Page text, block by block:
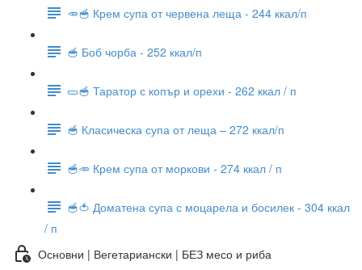
🥕🥣 Крем супа от червена леща - 244 ккал/п
🥣 Боб чорба - 252 ккал/п
🥒🥣 Таратор с копър и орехи - 262 ккал / п
🥣 Класическа супа от леща – 272 ккал/п
🥣🥕 Крем супа от моркови - 274 ккал / п
🥣🍅 Доматена супа с моцарела и босилек - 304 ккал
/ п
Основни | Вегетариански | БЕЗ месо и риба